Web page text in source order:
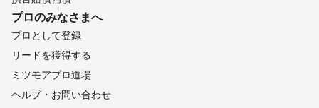
プロのみなさまへ
プロとして登録
リードを獲得する
ミツモアプロ道場
ヘルプ・お問い合わせ